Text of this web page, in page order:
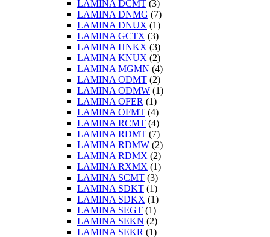
LAMINA DCMT (3)
LAMINA DNMG (7)
LAMINA DNUX (1)
LAMINA GCTX (3)
LAMINA HNKX (3)
LAMINA KNUX (2)
LAMINA MGMN (4)
LAMINA ODMT (2)
LAMINA ODMW (1)
LAMINA OFER (1)
LAMINA OFMT (4)
LAMINA RCMT (4)
LAMINA RDMT (7)
LAMINA RDMW (2)
LAMINA RDMX (2)
LAMINA RXMX (1)
LAMINA SCMT (3)
LAMINA SDKT (1)
LAMINA SDKX (1)
LAMINA SEGT (1)
LAMINA SEKN (2)
LAMINA SEKR (1)